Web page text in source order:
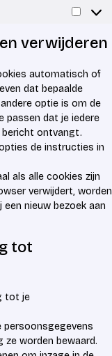
verwijderen
automatisch of
dat bepaalde
optie is om de
passen dat je iedere
ontvangt.
de instructies in
als alle cookies zijn
verwijdert, worden
nieuw bezoek aan
tot
tot je
ze worden bewaard.